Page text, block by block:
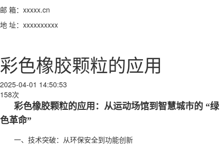
邮 箱：xxxxx.cn
地 址：xxxxxxxxxx
彩色橡胶颗粒的应用
2025-04-01 14:50:53
158次
彩色橡胶颗粒的应用：从运动场馆到智慧城市的 “绿
色革命”
一、技术突破：从环保安全到功能创新